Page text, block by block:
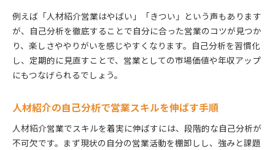
例えば「人材紹介営業はやばい」「きつい」という声もあります
が、自己分析を徹底することで自分に合った営業のコツが見つか
り、楽しさややりがいを感じやすくなります。自己分析を習慣化
し、定期的に見直すことで、営業としての市場価値や年収アップ
にもつなげられるでしょう。
人材紹介の自己分析で営業スキルを伸ばす手順
人材紹介営業でスキルを着実に伸ばすには、段階的な自己分析が
不可欠です。まず現状の自分の営業活動を棚卸しし、強みと課題